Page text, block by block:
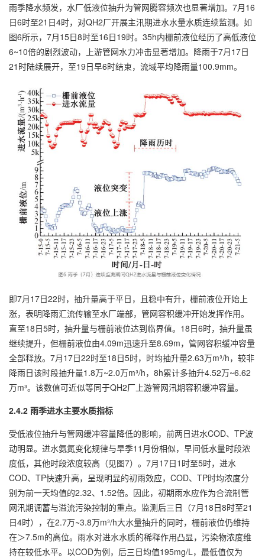
雨季降水频发，水厂低液位抽升为管网腾容频次也显著增加。7月16
日6时至21日4时，对QH2厂开展主汛期进水水量水质连续监测。如
图6所示，7月15日8时至16日19时。35h内栅前液位经历了高低液位
6~10倍的剧烈波动，上游管网水力冲击显著增加。降雨于7月17日
21时陆续展开，至19日早6时结束，流域平均降雨量100.9mm。
即7月17日22时，抽升量高于平日，且稳中有升，栅前液位开始上
涨，表明降雨汇流传输至水厂端部，管网容积缓冲开始发挥作用。
直至18日5时，抽升量与栅前液位达到临界值。18日6时，抽升量虽
继续提升，但栅前液位由4.09m迅速升至8.69m，管网容积缓冲容量
全部释放。7月17日22时至18日5时，时均抽升量2.63万m³/h，较非
降雨日该时段抽升量1.8万~2.0万m³/h，8h累计多抽升4.52万~6.62
万m³。该数值可近似等同于QH2厂上游管网汛期容积缓冲容量。
2.4.2 雨季进水主要水质指标
受低液位抽升与管网缓冲容量降低的影响，前两日进水COD、TP波
动明显。进水氨氮变化规律与旱季11月份相似，早间低水量时段浓
度低，其他时段浓度较高（见图7）。7月17日1时至5时，进水
COD、TP快速升高，呈现明显的初雨效应，COD、TP时均浓度分
别为前一天均值的2.32、1.52倍。因此，初期雨水应作为合流制管
网汛期调蓄与溢流污染控制的重点。监测后三日（7月18日8时至21
日4时），在2.7万~3.8万m³/h大水量抽升的同时，栅前液位仍维持
在＞7.5m的高位。雨水对进水水质的稀释作用凸显，污染物浓度维
持在较低水平。以COD为例，后三日均值195mg/L，最低值仅为